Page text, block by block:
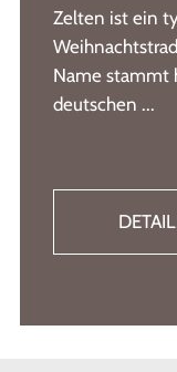
Zelten ist ein
Name stammt
deutschen ...